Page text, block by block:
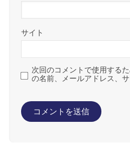
サイト
次回のコメントで使用する
の名前、メールアドレス、サ